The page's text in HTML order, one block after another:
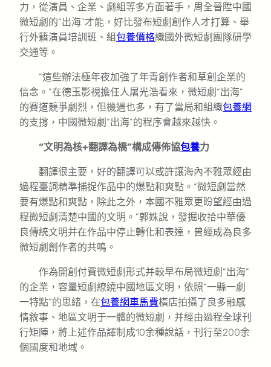
力，從演員、企業、劇組等多方面著手，周全晉陞中國
微短劇的“出海”才能，好比發布短劇創作人才打算、舉
行外籍演員培訓班、組包養價格織國外微短劇團隊研學
交通等。
“這些辦法極年夜加強了年青創作者和草創企業的
信念。”在德玉影視擔任人屠光浩看來，微短劇“出海”
的賽道競爭劇烈，但機遇也多，有了當局和組織包養網
的支撐，中國微短劇“出海”的程序會越來越快。
“文明為核+翻譯為橋”構成傳佈協包養力
翻譯很主要，好的翻譯可以或許讓海內不雅眾經由
過程臺詞精準捕捉作品中的爆點和爽點。“微短劇當然
要有爆點和爽點，除此之外，本國不雅眾更盼望經由過
程微短劇清楚中國的文明。”郭姝說，發掘收拾中華優
良傳統文明并在作品中停止轉化和表達，曾經成為良多
微短劇創作者的共鳴。
作為開創付費微短劇形式并較早布局微短劇“出海”
的企業，容量短劇繚繞中國地區文明，依照“一縣一劇
一特點”的思緒，在包養網車馬費橫店拍攝了良多融感
情敘事、地區文明于一體的微短劇，并經由過程全球刊
行矩陣，將上述作品譯制成10余種說話，刊行至200余
個國度和地域。